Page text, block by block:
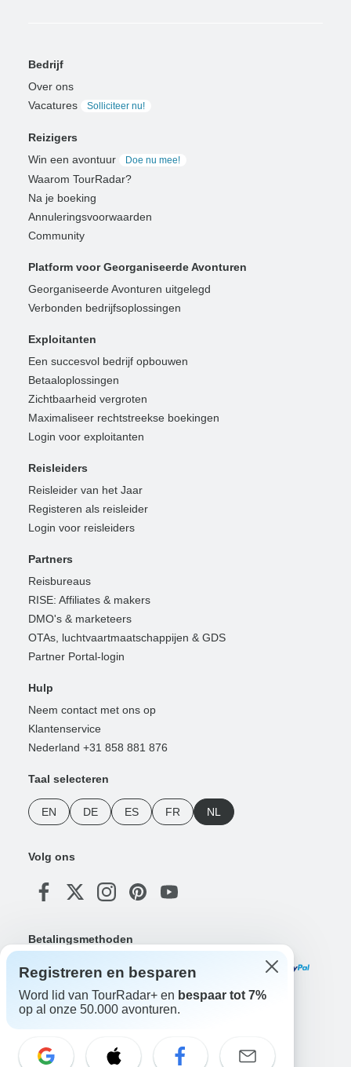
Bedrijf
Over ons
Vacatures
Solliciteer nu!
Reizigers
Win een avontuur
Doe nu mee!
Waarom TourRadar?
Na je boeking
Annuleringsvoorwaarden
Community
Platform voor Georganiseerde Avonturen
Georganiseerde Avonturen uitgelegd
Verbonden bedrijfsoplossingen
Exploitanten
Een succesvol bedrijf opbouwen
Betaaloplossingen
Zichtbaarheid vergroten
Maximaliseer rechtstreekse boekingen
Login voor exploitanten
Reisleiders
Reisleider van het Jaar
Registeren als reisleider
Login voor reisleiders
Partners
Reisbureaus
RISE: Affiliates & makers
DMO's & marketeers
OTAs, luchtvaartmaatschappijen & GDS
Partner Portal-login
Hulp
Neem contact met ons op
Klantenservice
Nederland +31 858 881 876
Taal selecteren
EN DE ES FR NL
Volg ons
Betalingsmethoden
Registreren en besparen
Word lid van TourRadar+ en bespaar tot 7%
op al onze 50.000 avonturen.